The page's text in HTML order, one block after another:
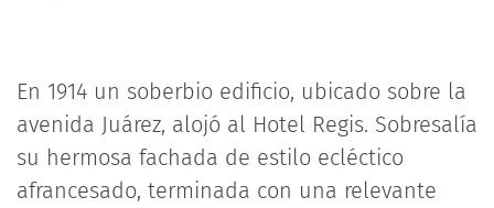
En 1914 un soberbio edificio, ubicado sobre la
avenida Juárez, alojó al Hotel Regis. Sobresalía
su hermosa fachada de estilo ecléctico
afrancesado, terminada con una relevante